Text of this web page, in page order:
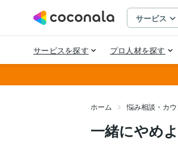
ホーム 悩み相談・カ
一緒にやめ